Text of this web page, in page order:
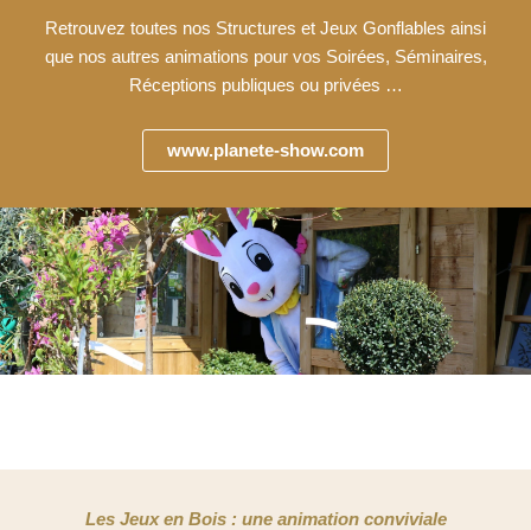
Retrouvez toutes nos Structures et Jeux Gonflables ainsi
que nos autres animations pour vos Soirées, Séminaires,
Réceptions publiques ou privées …
www.planete-show.com
Les Jeux en Bois : une animation conviviale